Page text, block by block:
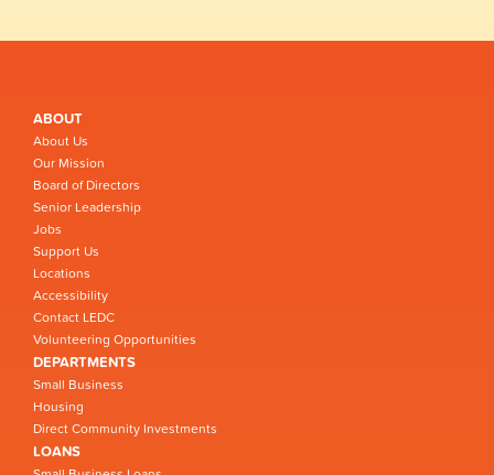
ABOUT
About Us
Our Mission
Board of Directors
Senior Leadership
Jobs
Support Us
Locations
Accessibility
Contact LEDC
Volunteering Opportunities
DEPARTMENTS
Small Business
Housing
Direct Community Investments
LOANS